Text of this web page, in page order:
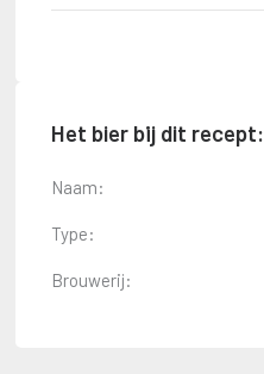
Het bier bij dit recept:
Naam:
Type:
Brouwerij: